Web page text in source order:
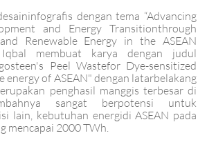
dengan tema “Advancing
and Energy Transitionthrough
Renewable Energy in the ASEAN
Iqbal membuat karya dengan judul
Peel Wastefor Dye-sensitized
energy of ASEAN" dengan latarbelakang
penghasil manggis terbesar di
sangat berpotensi untuk
lain, kebutuhan energidi ASEAN pada
mencapai 2000 TWh.